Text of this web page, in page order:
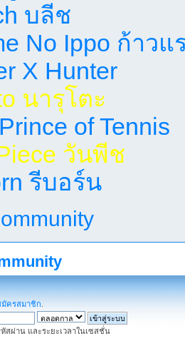
บลีช
No Ippo ก้าวแ
X Hunter
นารุโตะ
of Tennis
วันพีช
รีบอร์น
มัครสมาชิก
สผ่าน และระยะเวลาในเซสชั่น